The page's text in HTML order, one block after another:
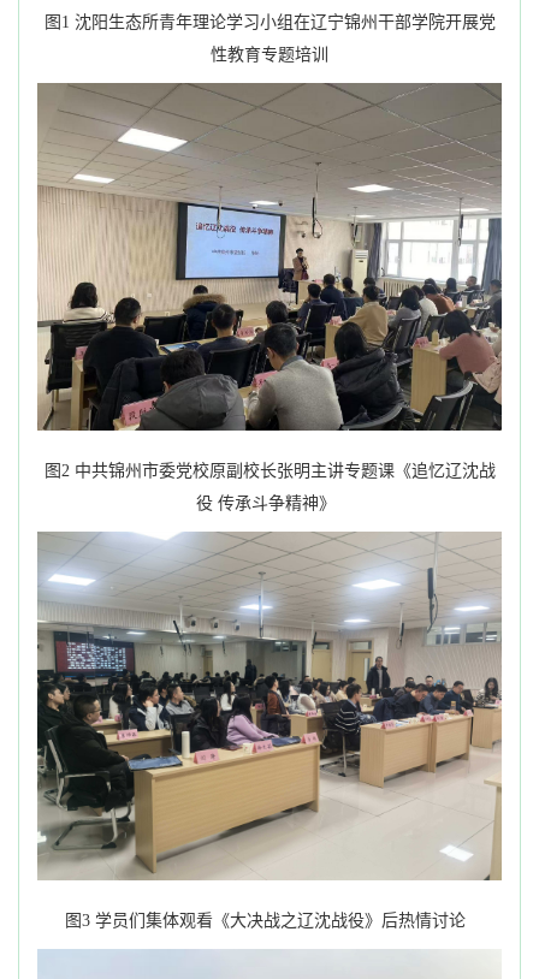
图 1 沈阳生态所青年理论学习小组在辽宁锦州干部学院开展党
性教育专题培训
图2 中共锦州市委党校原副校长张明主讲专题课《追忆辽沈战
役 传承斗争精神》
图3 学员们集体观看《大决战之辽沈战役》后热情讨论